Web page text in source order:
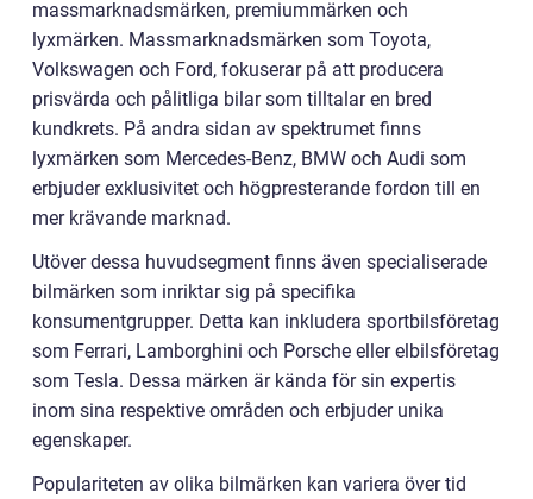
massmarknadsmärken, premiummärken och
lyxmärken. Massmarknadsmärken som Toyota,
Volkswagen och Ford, fokuserar på att producera
prisvärda och pålitliga bilar som tilltalar en bred
kundkrets. På andra sidan av spektrumet finns
lyxmärken som Mercedes-Benz, BMW och Audi som
erbjuder exklusivitet och högpresterande fordon till en
mer krävande marknad.
Utöver dessa huvudsegment finns även specialiserade
bilmärken som inriktar sig på specifika
konsumentgrupper. Detta kan inkludera sportbilsföretag
som Ferrari, Lamborghini och Porsche eller elbilsföretag
som Tesla. Dessa märken är kända för sin expertis
inom sina respektive områden och erbjuder unika
egenskaper.
Populariteten av olika bilmärken kan variera över tid